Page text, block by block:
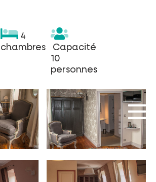
restaurant
4
chambres
4
chambres
Capacité
10
personnes
Capacité
10
personnes